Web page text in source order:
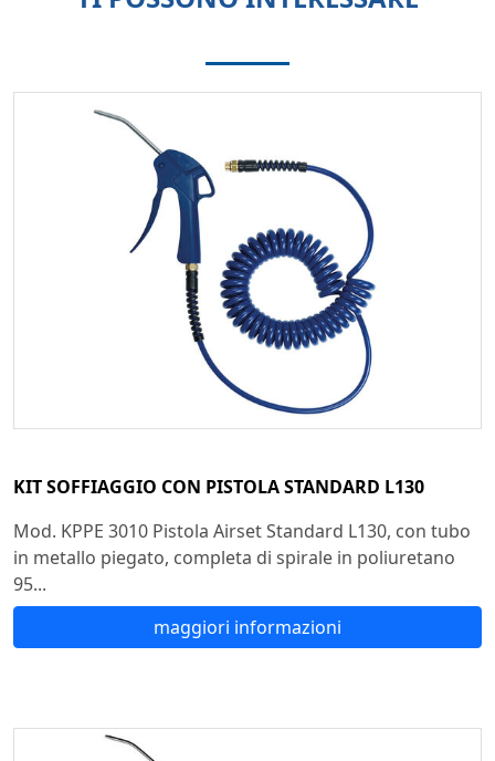
KIT SOFFIAGGIO CON PISTOLA STANDARD L130
Mod. KPPE 3010 Pistola Airset Standard L130, con tubo
in metallo piegato, completa di spirale in poliuretano
95...
maggiori informazioni